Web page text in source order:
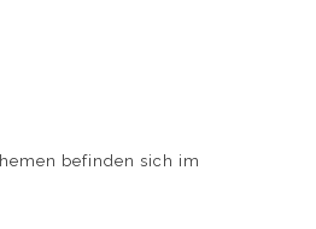
befinden sich im